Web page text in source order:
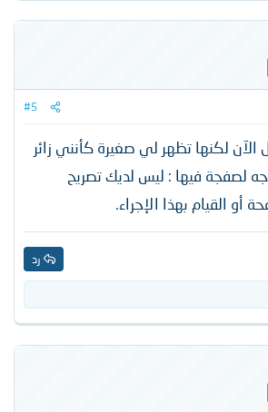
#5
لكنها تظهر لي صغيرة كأنني زائر
لصفجة فيها : ليس لديك تصريح
أو القيام بهذا الإجراء.
رد